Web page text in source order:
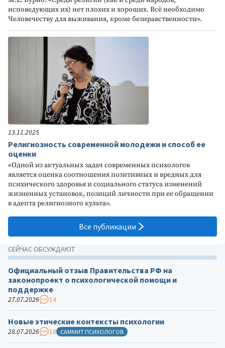
исповедующих их) нет плохих и хороших. Всё необходимо
Человечеству для выживания, кроме безнравственности».
13.11.2025
Религиозность современной молодежи и способ ее
оценки
«Одной из актуальных задач современных психологов
является оценка соотношения позитивных и вредных для
психического здоровья и социального статуса изменений
жизненных установок, позиций личности при ее обращении
в адепта религиозного культа».
Все публикации
СЕЙЧАС ОБСУЖДАЮТ
Официальный отзыв Правительства РФ на
законопроект о психологической помощи и
поддержке
27.07.2026 14
Новые этические контексты психологии
28.07.2026 18 САММИТ ПСИХОЛОГОВ